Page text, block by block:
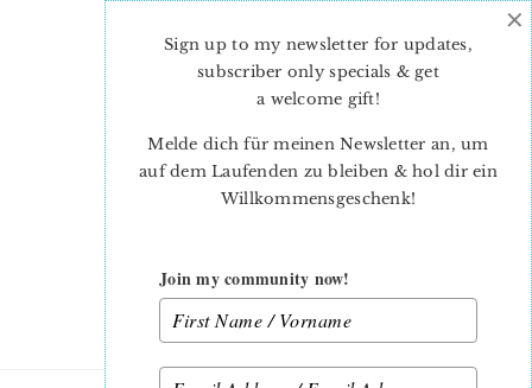
Sign up to my newsletter for updates,
subscriber only specials & get
a welcome gift!
Melde dich für meinen Newsletter an, um
auf dem Laufenden zu bleiben & hol dir ein
Willkommensgeschenk!
Join my community now!
×